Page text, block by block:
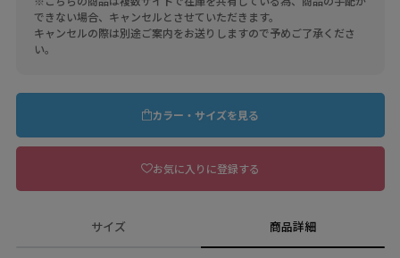
できない場合、キャンセルとさせていただきます。
キャンセルの際は別途ご案内をお送りしますので予めご了承くださ
い。
カラー・サイズを見る
お気に入りに登録する
サイズ 商品詳細